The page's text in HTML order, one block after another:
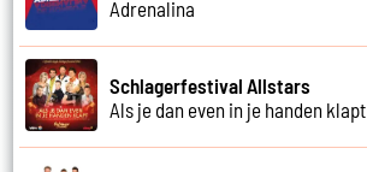
Adrenalina
Schlagerfestival Allstars
Als je dan even in je handen klapt